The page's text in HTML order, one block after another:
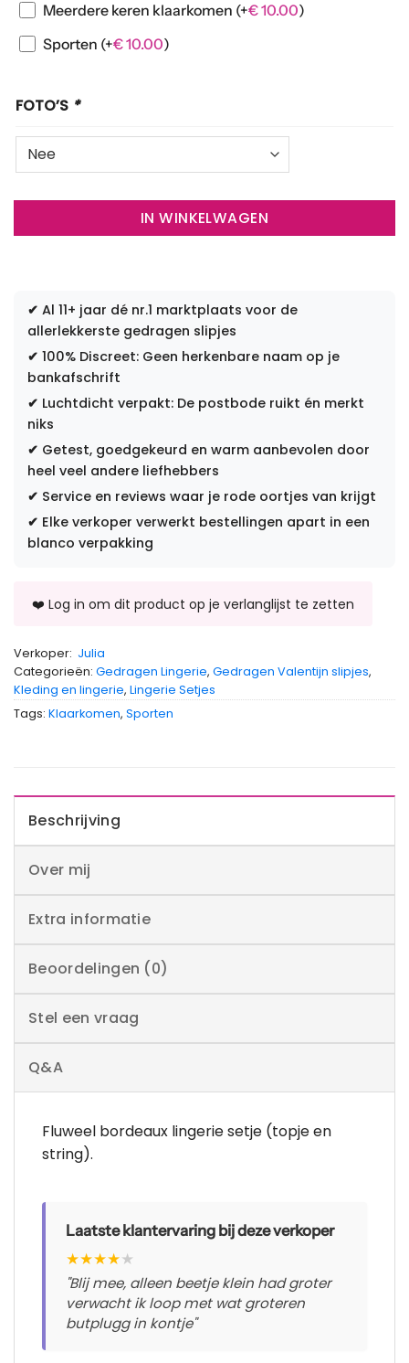
Meerdere keren klaarkomen (+€10.00)
Sporten (+€10.00)
FOTO’S *
IN WINKELWAGEN
✔ Al 11+ jaar dé nr.1 marktplaats voor de
allerlekkerste gedragen slipjes
✔ 100% Discreet: Geen herkenbare naam op je
bankafschrift
✔ Luchtdicht verpakt: De postbode ruikt én merkt
niks
✔ Getest, goedgekeurd en warm aanbevolen door
heel veel andere liefhebbers
✔ Service en reviews waar je rode oortjes van krijgt
✔ Elke verkoper verwerkt bestellingen apart in een
blanco verpakking
Verkoper: Julia
Categorieën: Gedragen Lingerie, Gedragen Valentijn slipjes,
Kleding en lingerie, Lingerie Setjes
Tags: Klaarkomen, Sporten
Beschrijving
Over mij
Extra informatie
Beoordelingen (0)
Stel een vraag
Q&A
Fluweel bordeaux lingerie setje (topje en
string).
Laatste klantervaring bij deze verkoper
★★★★★
"Blij mee, alleen beetje klein had groter
verwacht ik loop met wat groteren
butplugg in kontje"